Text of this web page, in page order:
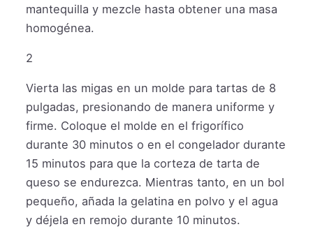
mantequilla y mezcle hasta obtener una masa
homogénea.
2
Vierta las migas en un molde para tartas de 8
pulgadas, presionando de manera uniforme y
firme. Coloque el molde en el frigorífico
durante 30 minutos o en el congelador durante
15 minutos para que la corteza de tarta de
queso se endurezca. Mientras tanto, en un bol
pequeño, añada la gelatina en polvo y el agua
y déjela en remojo durante 10 minutos.